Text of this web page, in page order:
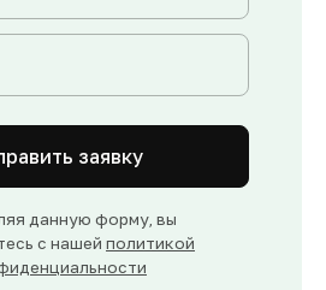
заявку
данную форму, вы
с нашей политикой